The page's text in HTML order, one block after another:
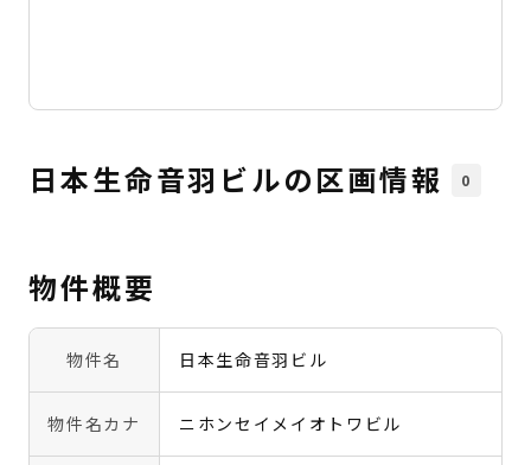
日本生命音羽ビルの区画情報 0
物件概要
物件名 日本生命音羽ビル
物件名カナ ニホンセイメイオトワビル